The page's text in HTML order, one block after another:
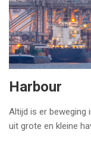
Harbour
Altijd is er beweging
uit grote en kleine